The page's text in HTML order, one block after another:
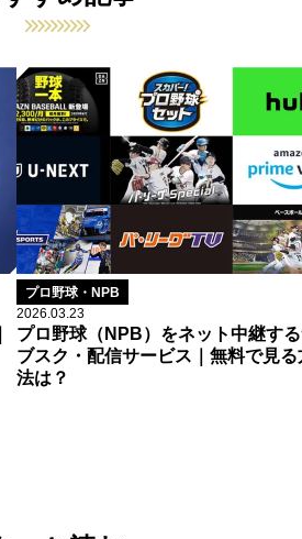
プロ野球・NPB
2026.03.23
プロ野球（NPB）をネット中継す
ブスク・配信サービス｜無料で見る
法は？